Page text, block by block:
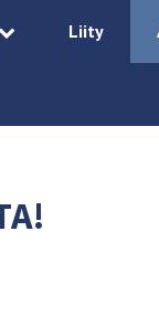
Liity